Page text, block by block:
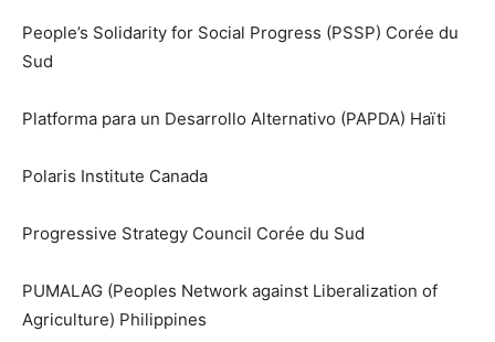
People’s Solidarity for Social Progress (PSSP) Corée du
Sud
Platforma para un Desarrollo Alternativo (PAPDA) Haïti
Polaris Institute Canada
Progressive Strategy Council Corée du Sud
PUMALAG (Peoples Network against Liberalization of
Agriculture) Philippines